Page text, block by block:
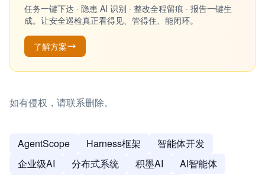
任务一键下达 · 隐患 AI 识别 · 整改全程留痕 · 报告一键生
成。让安全巡检真正看得见、管得住、能闭环。
了解方案
如有侵权，请联系删除。
AgentScope Harness框架
智能体开发
企业级AI
分布式系统 积墨AI
AI智能体